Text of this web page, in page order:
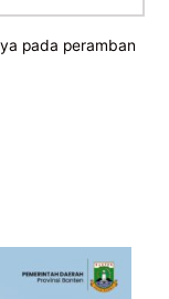
pada peramban